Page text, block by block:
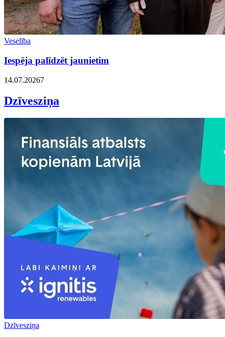
Veselība
Iespēja palīdzēt jaunietim
14.07.20267
Dzīvesziņa
Dzīvesziņa